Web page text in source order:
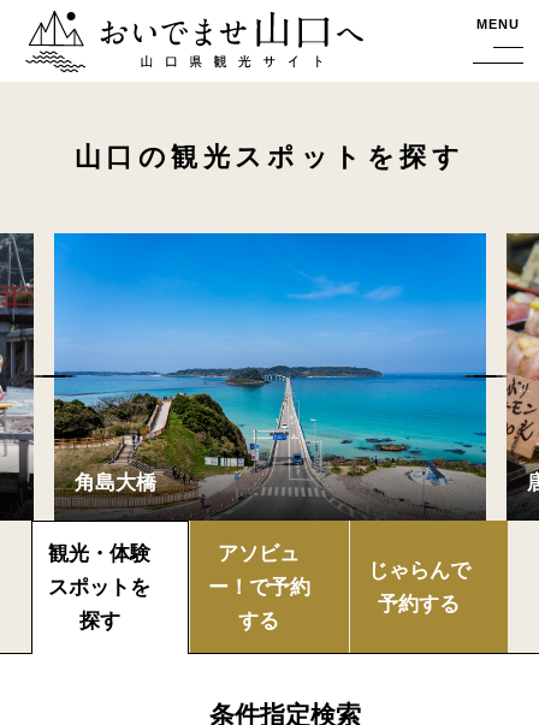
おいでませ山口へー山口県観光サイト MENU
山口の観光スポットを探す
観光・体験
スポットを
探す
アソビュ
ー！で予約
する
じゃらんで
予約する
条件指定検索